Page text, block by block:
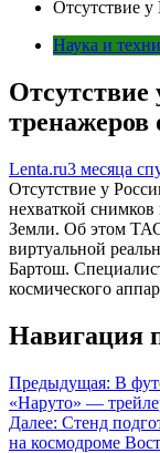
Отсутствие
Наука и
тренажеров
Lenta.ru3 месяца
Отсутствие у
нехваткой снимков
Земли. Об этом
виртуальной
Бартош.
космического
Навигация
Предыдущая: В
«Наруто» —
Далее: Стенд
на космодроме